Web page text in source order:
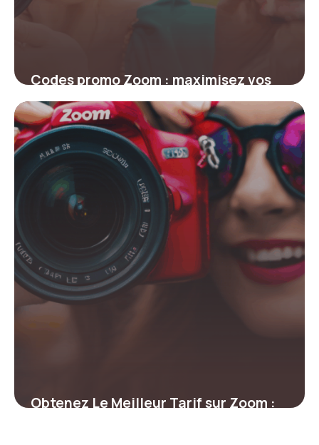
Codes promo Zoom : maximisez vos
économies sur vos abonnements
4 juillet 2025
Obtenez Le Meilleur Tarif sur Zoom :